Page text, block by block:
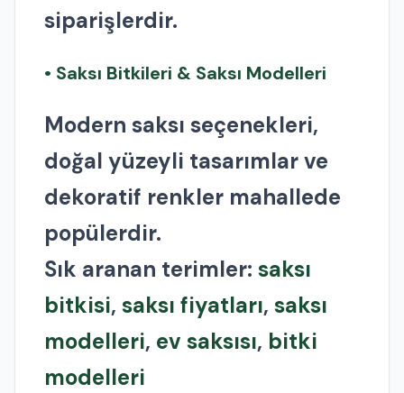
siparişlerdir.
• Saksı Bitkileri & Saksı Modelleri
Modern saksı seçenekleri,
doğal yüzeyli tasarımlar ve
dekoratif renkler mahallede
popülerdir.
Sık aranan terimler: saksı
bitkisi, saksı fiyatları, saksı
modelleri, ev saksısı, bitki
modelleri